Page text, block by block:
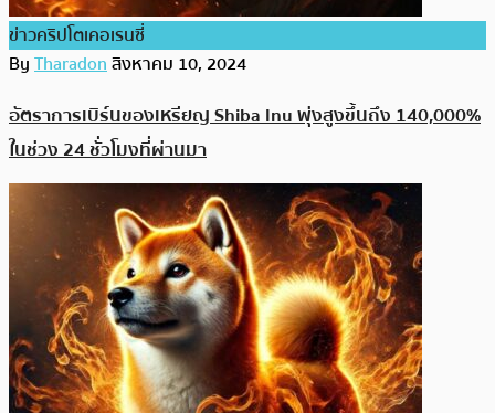
ข่าวคริปโตเคอเรนซี่
ByTharadonสิงหาคม 10, 2024
อัตราการเบิร์นของเหรียญ​ Shiba Inu พุ่งสูงขึ้นถึง 140,000%
ในช่วง 24 ชั่วโมงที่ผ่านมา